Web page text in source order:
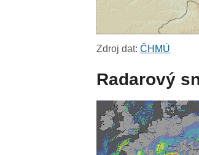
Zdroj dat:ČHMÚ
Radarový